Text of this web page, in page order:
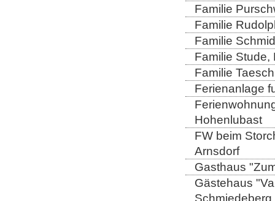
Familie
Familie
Familie
Familie Stude,
Familie
Ferienanlage
Hohenlubast
FW beim
Arnsdorf
Gasthaus
Gästehaus
Schmiedeberg